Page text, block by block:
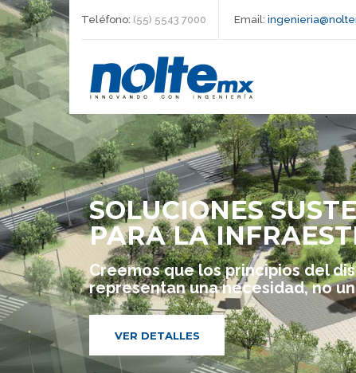
Teléfono: (55) 5543 7000 Email:
SOLUCIONES
PARA LA
Creemos que los principios del
representan una necesidad, no
VER DETALLES